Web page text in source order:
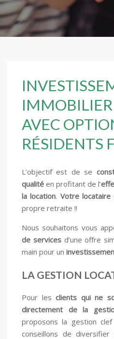
AVEC
RÉSIDENTS
L’objectif est de se
qualité en profitant de l’
la location. Votre
propre retraite !!
Nous souhaitons vous
de servicesd’une offre
main pour un
LA GESTION
Pour lesclients qui ne
directement de la
proposons la gestion
conseillons de diversifier